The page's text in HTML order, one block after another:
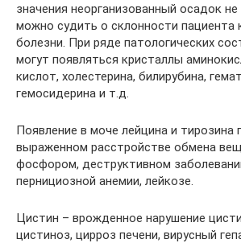
значения неорганизованный осадок
можно судить о склонности пациента
болезни. При ряде патологических
могут появляться кристаллы
кислот, холестерина, билирубина,
гемосидерина и т.д.
Появление в моче лейцина и тирозина
выраженном расстройстве обмена
фосфором, деструктивном
пернициозной анемии, лейкозе.
Цистин – врожденное нарушение
цистиноз, цирроз печени, вирусный